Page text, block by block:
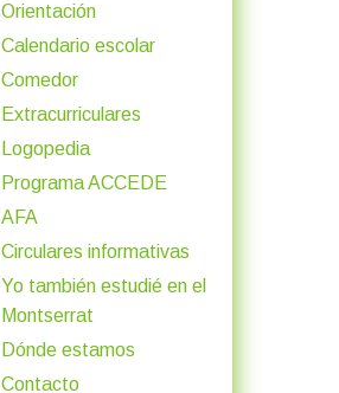
Orientación
Calendario escolar
Comedor
Extracurriculares
Logopedia
Programa ACCEDE
AFA
Circulares informativas
Yo también estudié en el
Montserrat
Dónde estamos
Contacto